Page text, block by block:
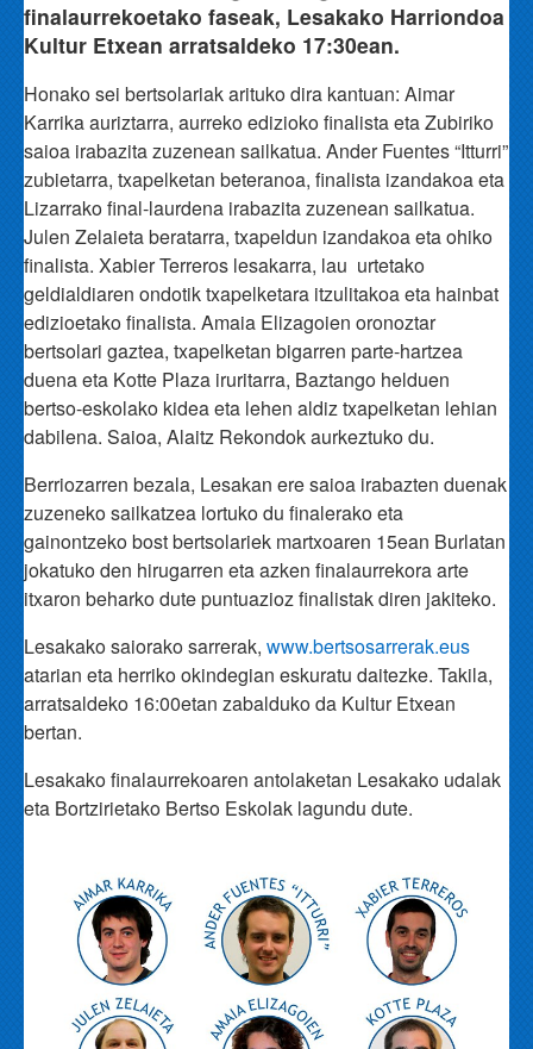
finalaurrekoetako faseak, Lesakako Harriondoa
Kultur Etxean arratsaldeko 17:30ean.
Honako sei bertsolariak arituko dira kantuan: Aimar
Karrika auriztarra, aurreko edizioko finalista eta Zubiriko
saioa irabazita zuzenean sailkatua. Ander Fuentes “Itturri”
zubietarra, txapelketan beteranoa, finalista izandakoa eta
Lizarrako final-laurdena irabazita zuzenean sailkatua.
Julen Zelaieta beratarra, txapeldun izandakoa eta ohiko
finalista. Xabier Terreros lesakarra, lau urtetako
geldialdiaren ondotik txapelketara itzulitakoa eta hainbat
edizioetako finalista. Amaia Elizagoien oronoztar
bertsolari gaztea, txapelketan bigarren parte-hartzea
duena eta Kotte Plaza iruritarra, Baztango helduen
bertso-eskolako kidea eta lehen aldiz txapelketan lehian
dabilena. Saioa, Alaitz Rekondok aurkeztuko du.
Berriozarren bezala, Lesakan ere saioa irabazten duenak
zuzeneko sailkatzea lortuko du finalerako eta
gainontzeko bost bertsolariek martxoaren 15ean Burlatan
jokatuko den hirugarren eta azken finalaurrekora arte
itxaron beharko dute puntuazioz finalistak diren jakiteko.
Lesakako saiorako sarrerak, www.bertsosarrerak.eus
atarian eta herriko okindegian eskuratu daitezke. Takila,
arratsaldeko 16:00etan zabalduko da Kultur Etxean
bertan.
Lesakako finalaurrekoaren antolaketan Lesakako udalak
eta Bortzirietako Bertso Eskolak lagundu dute.